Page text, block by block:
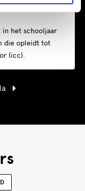
in het schooljaar
die opleidt tot
(icc).